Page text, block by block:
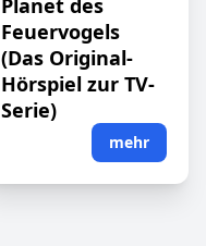
Planet des
Feuervogels
(Das Original-
Hörspiel zur TV-
Serie)
mehr